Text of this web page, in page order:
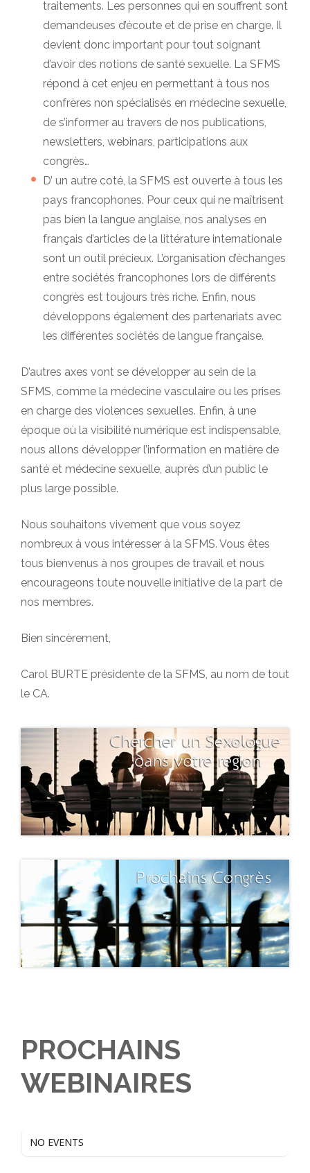
traitements. Les personnes qui en souffrent sont
demandeuses d’écoute et de prise en charge. Il
devient donc important pour tout soignant
d’avoir des notions de santé sexuelle. La SFMS
répond à cet enjeu en permettant à tous nos
confrères non spécialisés en médecine sexuelle,
de s’informer au travers de nos publications,
newsletters, webinars, participations aux
congrès…
D’ un autre coté, la SFMS est ouverte à tous les
pays francophones. Pour ceux qui ne maîtrisent
pas bien la langue anglaise, nos analyses en
français d’articles de la littérature internationale
sont un outil précieux. L’organisation d’échanges
entre sociétés francophones lors de différents
congrès est toujours très riche. Enfin, nous
développons également des partenariats avec
les différentes sociétés de langue française.
D’autres axes vont se développer au sein de la
SFMS, comme la médecine vasculaire ou les prises
en charge des violences sexuelles. Enfin, à une
époque où la visibilité numérique est indispensable,
nous allons développer l’information en matière de
santé et médecine sexuelle, auprès d’un public le
plus large possible.
Nous souhaitons vivement que vous soyez
nombreux à vous intéresser à la SFMS. Vous êtes
tous bienvenus à nos groupes de travail et nous
encourageons toute nouvelle initiative de la part de
nos membres.
Bien sincèrement,
Carol BURTE présidente de la SFMS, au nom de tout
le CA.
PROCHAINS
WEBINAIRES
NO EVENTS